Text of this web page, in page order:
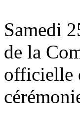
Samedi
de la
officielle